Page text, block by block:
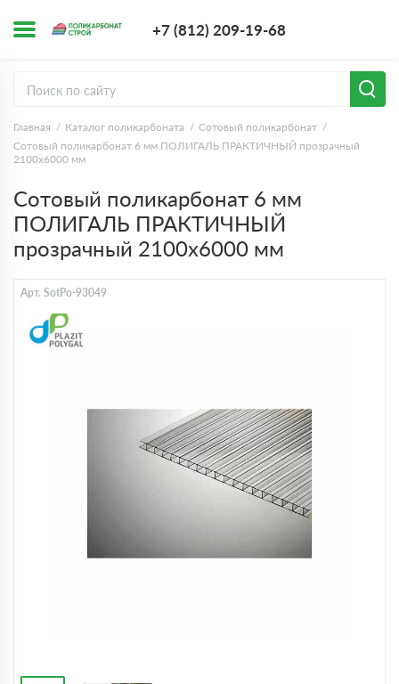
+7 (812) 209-19-68
Главная Каталог поликарбоната
Сотовый поликарбонат
Сотовый поликарбонат 6 мм ПОЛИГАЛЬ ПРАКТИЧНЫЙ прозрачный
2100х6000 мм
Сотовый поликарбонат 6 мм
ПОЛИГАЛЬ ПРАКТИЧНЫЙ
прозрачный 2100х6000 мм
Арт. SotPo-93049